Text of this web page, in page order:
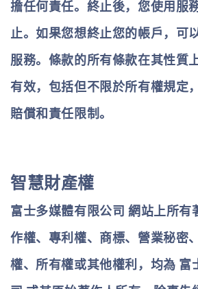
擔任何責任。終止後，您使用服
止。如果您想終止您的帳戶，可
服務。條款的所有條款在其性質
有效，包括但不限於所有權規定
賠償和責任限制。
智慧財產權
富士多媒體有限公司網站上所有
作權、專利權、商標、營業秘密
權、所有權或其他權利，均為 富